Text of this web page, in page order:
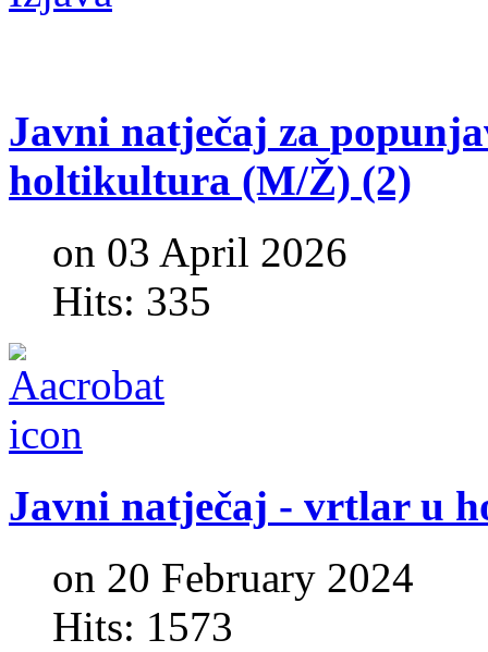
Javni natječaj za
holtikultura (M/Ž) (2)
on 03 April 2026
Hits: 335
Javni natječaj - vrtlar u
on 20 February 2024
Hits: 1573